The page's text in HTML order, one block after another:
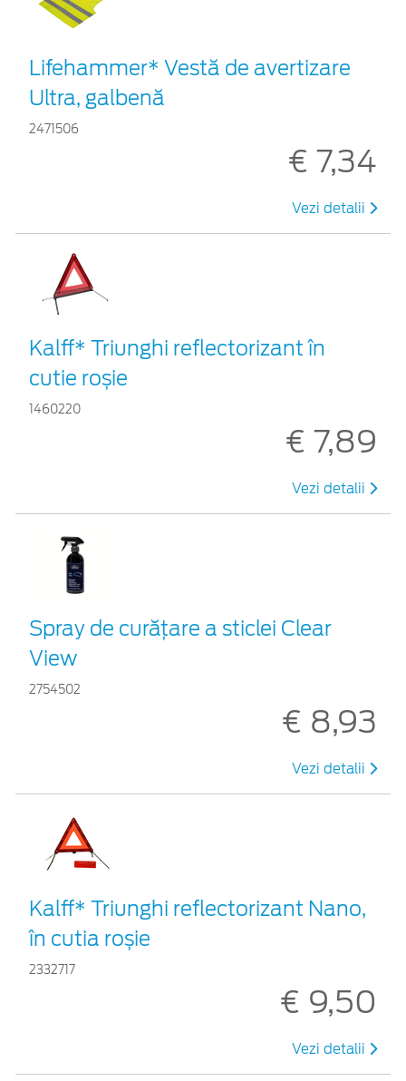
Lifehammer* Vestă de avertizare
Ultra, galbenă
2471506
€ 7,34
Vezi detalii
Kalff* Triunghi reflectorizant în
cutie roșie
1460220
€ 7,89
Vezi detalii
Spray de curățare a sticlei Clear
View
2754502
€ 8,93
Vezi detalii
Kalff* Triunghi reflectorizant Nano,
în cutia roșie
2332717
€ 9,50
Vezi detalii